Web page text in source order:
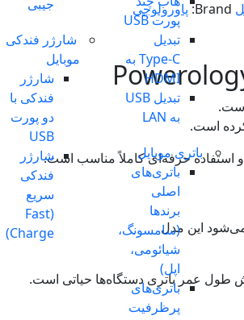
پورت USB
تبدیل
Type-C به
HDMI
تبدیل USB
به LAN
باتری موبایل
باتری‌های
اصلی
برندها
(سامسونگ،
شیائومی،
اپل)
باتری‌های
پرظرفیت
جیبی
شارژر فندکی
موبایل
شارژر
فندکی با
دو پورت
USB
شارژر
فندکی
سریع
(Fast
Charge)
Brand: پاورولوجی
است.
طول عمر باتری دستگاه‌ها حیاتی است.